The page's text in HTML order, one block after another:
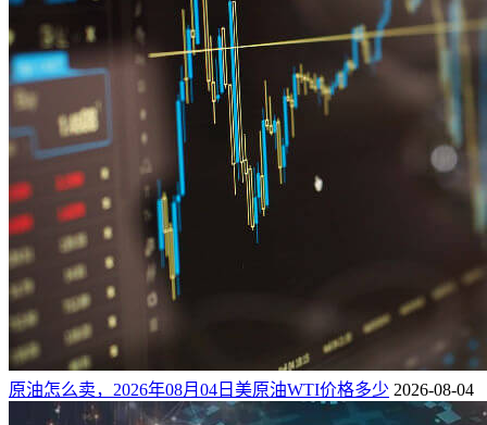
原油怎么卖，2026年08月04日美原油WTI价格多少 2026-08-04